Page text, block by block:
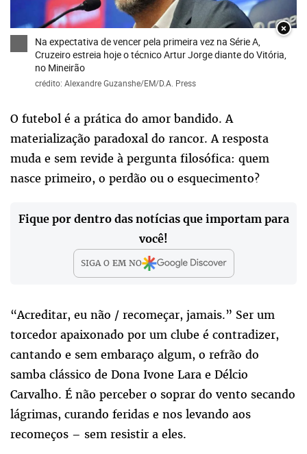
×
Na expectativa de vencer pela primeira vez na Série A,
Cruzeiro estreia hoje o técnico Artur Jorge diante do Vitória,
no Mineirão
crédito: Alexandre Guzanshe/EM/D.A. Press
O futebol é a prática do amor bandido. A
materialização paradoxal do rancor. A resposta
muda e sem revide à pergunta filosófica: quem
nasce primeiro, o perdão ou o esquecimento?
Fique por dentro das notícias que importam para
você!
SIGA O EMNO
“Acreditar, eu não / recomeçar, jamais.” Ser um
torcedor apaixonado por um clube é contradizer,
cantando e sem embaraço algum, o refrão do
samba clássico de Dona Ivone Lara e Délcio
Carvalho. É não perceber o soprar do vento secando
lágrimas, curando feridas e nos levando aos
recomeços – sem resistir a eles.